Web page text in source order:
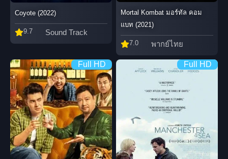
Coyote (2022)
9.7 Sound Track
Mortal Kombat มอร์ทัล คอม
แบท (2021)
7.0 พากย์ไทย
Full HD Full HD